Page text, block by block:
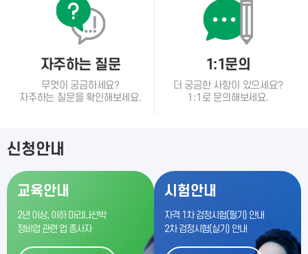
자주하는 질문
무엇이 궁금하세요?
자주하는 질문을 확인해보세요.
1:1문의
더 궁금한 사항이 있으세요?
1:1로 문의해보세요.
신청안내
교육안내
2년 이상, 이하 마리나선박
정비업 관련 업 종사자
시험안내
자격 1차 검정시험(필기) 안내
2차 검정시험(실기) 안내